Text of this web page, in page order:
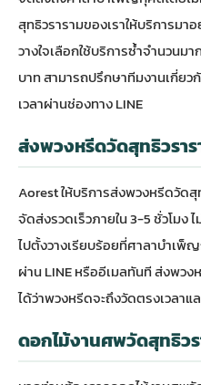
สุทธิวรารามของเราให้บริการมา
วางใจเลือกใช้บริการซ้ำจำนวนม
บาท สามารถปรึกษาทีมงานเกี่ย
เวลาผ่านช่องทาง LINE
ส่งพวงหรีดวัดสุทธิวราร
Aorest ให้บริการส่งพวงหรีดวัด
จัดส่งรวดเร็วภายใน 3-5 ชั่วโมง
ไปตั้งวางเรียบร้อยที่ศาลาบำเ
ผ่าน LINE หรืออีเมลทันที ส่งพว
ได้ว่าพวงหรีดจะถึงวัดตรงเวลา
ดอกไม้งานศพวัดสุทธิวร